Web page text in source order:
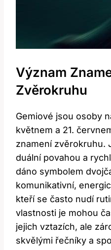
Význam
Zvěrokruhu
Gemiové jsou osoby
květnem a 21.
znamení zvěrokruhu.
duální povahou a
dáno symbolem
komunikativní,
kteří se často nudí
vlastnosti je mohou
jejich vztazích, ale
skvělými řečníky a